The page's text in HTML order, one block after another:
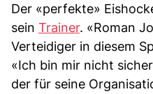
Der «perfekte»
sein Trainer. «Roman
Verteidiger in diesem
«Ich bin mir nicht
der für seine